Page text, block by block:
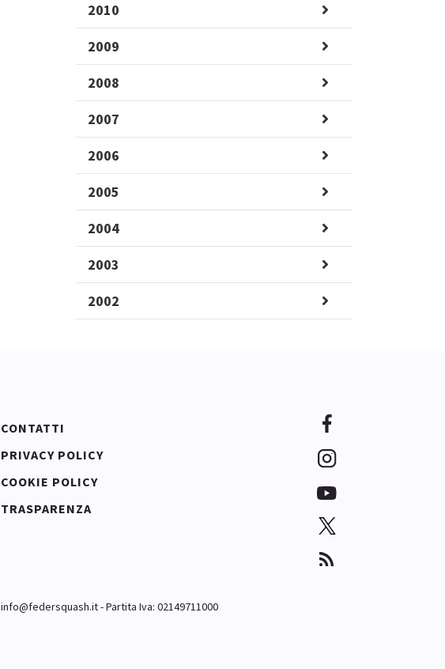
2010
2009
2008
2007
2006
2005
2004
2003
2002
CONTATTI
PRIVACY POLICY
COOKIE POLICY
TRASPARENZA
info@federsquash.it- Partita Iva: 02149711000